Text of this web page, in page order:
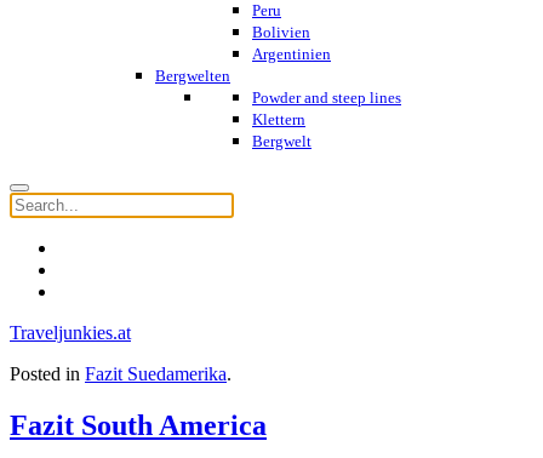
Peru
Bolivien
Argentinien
Bergwelten
Powder and steep lines
Klettern
Bergwelt
Traveljunkies.at
Posted in Fazit Suedamerika.
Fazit South America